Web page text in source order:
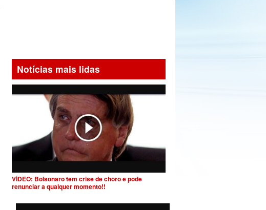
Notícias mais lidas
VÍDEO: Bolsonaro tem crise de choro e pode
renunciar a qualquer momento!!